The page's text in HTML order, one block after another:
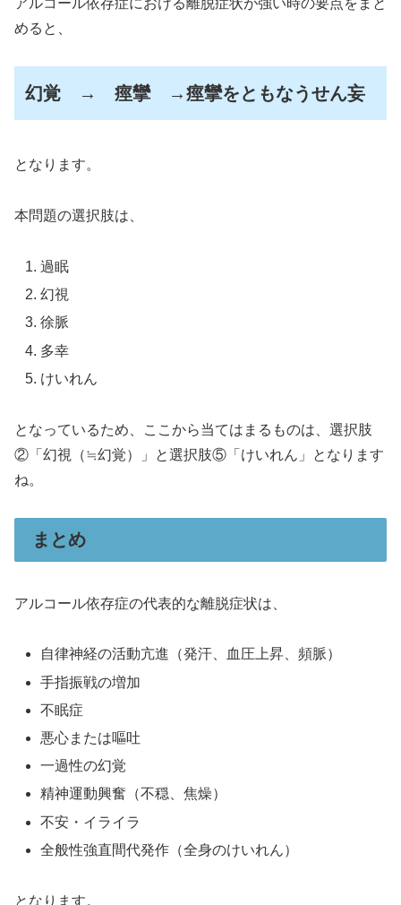
めると、
幻覚 → 痙攣 →痙攣をともなうせん妄
となります。
本問題の選択肢は、
過眠
幻視
徐脈
多幸
けいれん
となっているため、ここから当てはまるものは、選択肢
②「幻視（≒幻覚）」と選択肢⑤「けいれん」となります
ね。
まとめ
アルコール依存症の代表的な離脱症状は、
自律神経の活動亢進（発汗、血圧上昇、頻脈）
手指振戦の増加
不眠症
悪心または嘔吐
一過性の幻覚
精神運動興奮（不穏、焦燥）
不安・イライラ
全般性強直間代発作（全身のけいれん）
となります。